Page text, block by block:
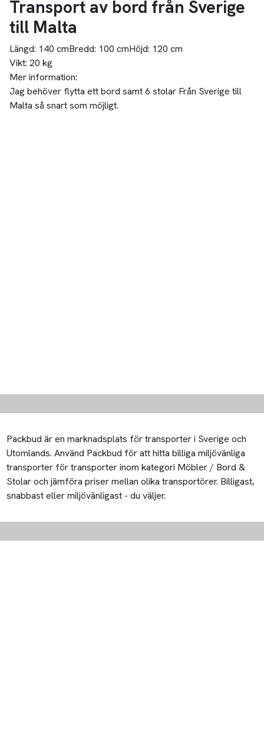
Transport av bord från Sverige
till Malta
Längd: 140 cmBredd: 100 cmHöjd: 120 cm
Vikt: 20 kg
Mer information:
Jag behöver flytta ett bord samt 6 stolar Från Sverige till
Malta så snart som möjligt.
Packbud är en marknadsplats för transporter i Sverige och
Utomlands. Använd Packbud för att hitta billiga miljövänliga
transporter för transporter inom kategori Möbler / Bord &
Stolar och jämföra priser mellan olika transportörer. Billigast,
snabbast eller miljövänligast - du väljer.